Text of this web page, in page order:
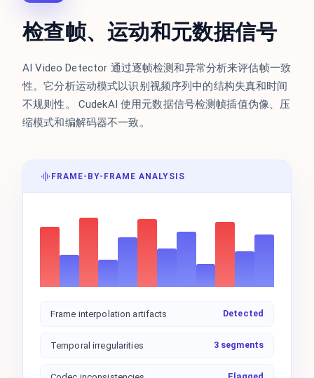
检查帧、运动和元数据信号
AI Video Detector 通过逐帧检测和异常分析来评估帧一致
性。它分析运动模式以识别视频序列中的结构失真和时间
不规则性。 CudekAI 使用元数据信号检测帧插值伪像、压
缩模式和编解码器不一致。
FRAME-BY-FRAME ANALYSIS
Frame interpolation artifacts Detected
Temporal irregularities 3 segments